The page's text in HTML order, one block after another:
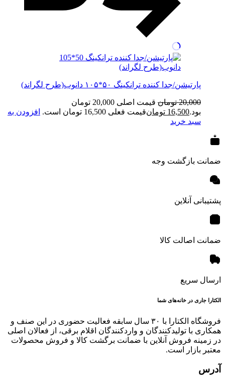
پارتیشن/جدا کننده ترانکینگ ۵۰*۱۰۵ دانوب(طرح لگراند)
20,000 تومان
قیمت اصلی 20,000 تومان
بود.16,500 تومانقیمت فعلی 16,500 تومان است.
افزودن به
سبد خرید
ضمانت بازگشت وجه
پشتیبانی آنلاین
ضمانت اصالت کالا
ارسال سریع
الکتارا جاری در خانه‌های شما
فروشگاه الکتارا با ۳۰ سال سابقه فعالیت حضوری در این صنف و
همکاری با تولیدکنندگان و واردکنندگان اقلام برقی، از فعالان اصلی
در زمینه فروش آنلاین با ضمانت برگشت کالا و فروش محصولات
معتبر بازار است.
آدرس